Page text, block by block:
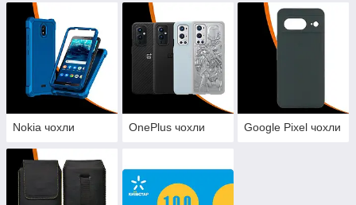
Nokia чохли OnePlus чохли Google Pixel чохли